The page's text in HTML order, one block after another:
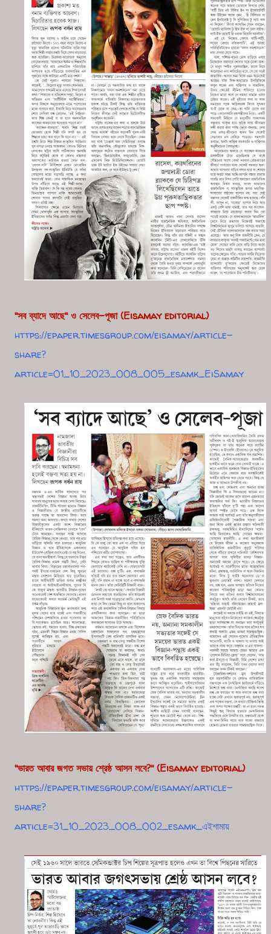
"সব ব্যাদে আছে" ও সেলেব-পূজা(Eisamay editorial)
https://epaper.timesgroup.com/eisamay/article-
share?
article=01_10_2023_008_005_esamk_EiSamay
"ভারত আবার জগত সভায় শ্রেষ্ঠ আসন লবে?"(Eisamay editorial)
https://epaper.timesgroup.com/eisamay/article-
share?
article=31_10_2023_008_002_esamk_এইশামায়